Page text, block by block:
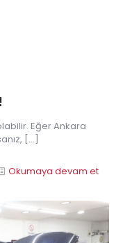
Eğer Ankara
[…]
Okumaya devam et